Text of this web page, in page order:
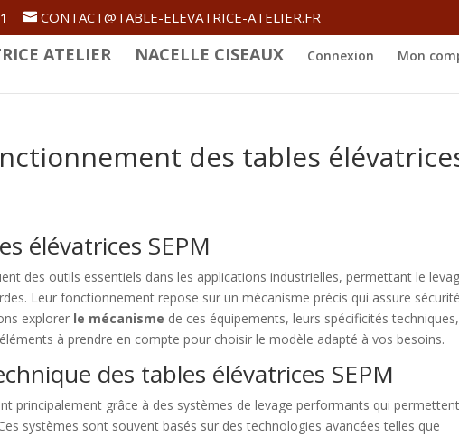
CONTACT@TABLE-ELEVATRICE-ATELIER.FR
ATELIER NACELLE CISEAUX Connexion Mon
des tables
élévatrices SEPM
des outils essentiels dans les applications industrielles, permettant le
Leur fonctionnement repose sur un mécanisme précis qui assure
explorer le mécanisme de ces équipements, leurs spécificités techniques,
à prendre en compte pour choisir le modèle adapté à vos besoins.
des tables élévatrices SEPM
principalement grâce à des systèmes de levage performants qui
systèmes sont souvent basés sur des technologies avancées telles que